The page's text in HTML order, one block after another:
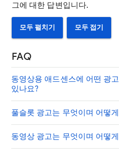
그에 대한 답변입니다.
모두 펼치기 모두 접기
FAQ
동영상용 애드센스에 어떤 광
있나요?
풀슬롯 광고는 무엇이며 어떻
동영상 광고는 무엇이며 어떻